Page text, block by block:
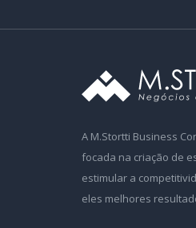
A M.Stortti Business
focada na criação de
estimular a
eles melhores